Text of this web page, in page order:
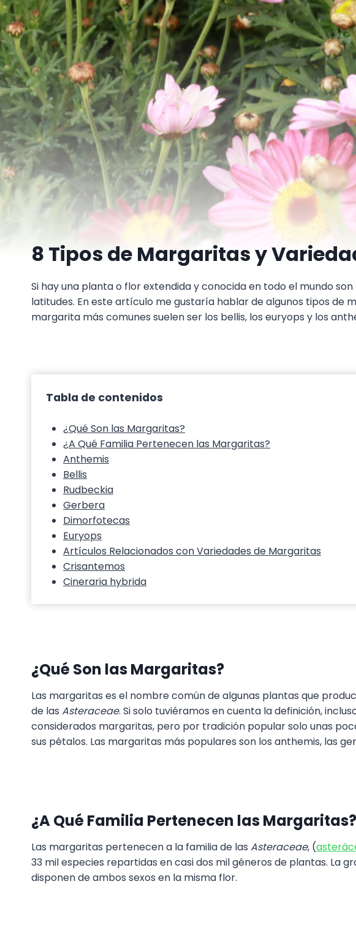
8 Tipos de Margaritas y
Si hay una planta o flor extendida y conocida en todo el mundo son
latitudes. En este artículo me gustaría hablar de algunos tipos de
margarita más comunes suelen ser los bellis, los euryops y los
Tabla de contenidos
¿Qué Son las Margaritas?
¿A Qué Familia Pertenecen las Margaritas?
Anthemis
Bellis
Rudbeckia
Gerbera
Dimorfotecas
Euryops
Artículos Relacionados con Variedades de Margaritas
Crisantemos
Cineraria hybrida
¿Qué Son las Margaritas?
Las margaritas es el nombre común de algunas plantas que
de las Asteraceae. Si solo tuviéramos en cuenta la definición,
considerados margaritas, pero por tradición popular solo unas
sus pétalos. Las margaritas más populares son los anthemis, las
¿A Qué Familia Pertenecen las Margaritas?
Las margaritas pertenecen a la familia de las Asteraceae, (
33 mil especies repartidas en casi dos mil géneros de plantas. La
disponen de ambos sexos en la misma flor.